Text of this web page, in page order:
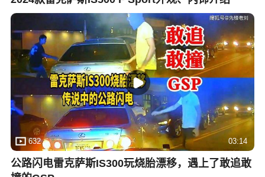
632 03:14
公路闪电雷克萨斯IS300玩烧胎漂移，遇上了敢追敢